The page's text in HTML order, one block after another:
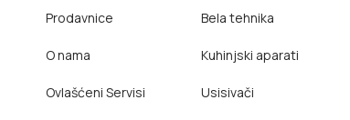
Prodavnice
O nama
Ovlašćeni Servisi
Bela tehnika
Kuhinjski aparati
Usisivači